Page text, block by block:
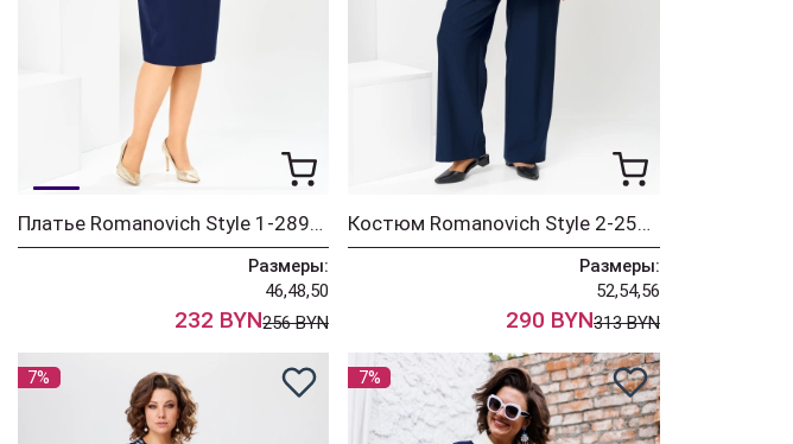
Платье Romanovich Style 1-2899 сине-белый
Размеры:
46,48,50
232 BYN256 BYN
Костюм Romanovich Style 2-2554 синий
Размеры:
52,54,56
290 BYN313 BYN
7% 7%